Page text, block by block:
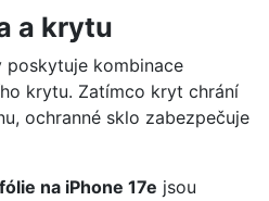
a krytu
poskytuje kombinace
krytu. Zatímco kryt chrání
ochranné sklo zabezpečuje
na iPhone 17e jsou